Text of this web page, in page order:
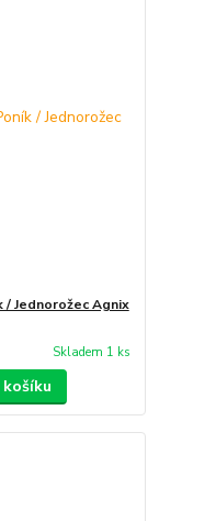
/ Jednorožec Agnix
Skladem 1 ks